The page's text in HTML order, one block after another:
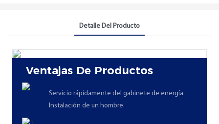
Detalle Del Producto
Ventajas De Productos
Servicio rápidamente del gabinete de energía.
Instalación de un hombre.